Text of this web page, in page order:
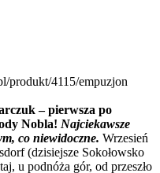
produkt/4115/empuzjon
– pierwsza po
Nobla! Najciekawsze
co niewidoczne. Wrzesień
(dzisiejsze Sokołowsko
u podnóża gór, od przeszło